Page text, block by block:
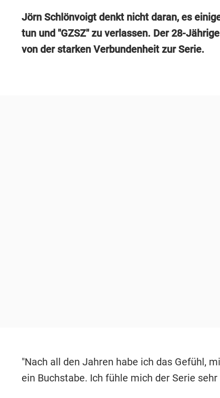
Jörn Schlönvoigt denkt nicht daran, es
tun und "GZSZ" zu verlassen. Der 28-
von der starken Verbundenheit zur Serie.
"Nach all den Jahren habe ich das Gefühl,
ein Buchstabe. Ich fühle mich der Serie sehr